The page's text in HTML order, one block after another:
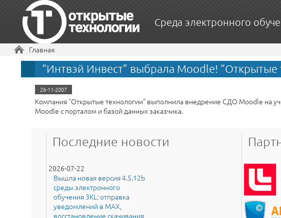
Среда электронного
Вы здесь
Главная
“Интвэй Инвест” выбрала Moodle! “Открытые
26-11-2007
Компания "Открытые технологии" выполнила внедрение СДО Moodle на
Moodle с порталом и базой данных заказчика.
Последние новости
2026-07-22
Вышла новая версия 4.5.12b
среды электронного
обучения 3KL: отправка
уведомлений в MAX,
восстановление скачивания